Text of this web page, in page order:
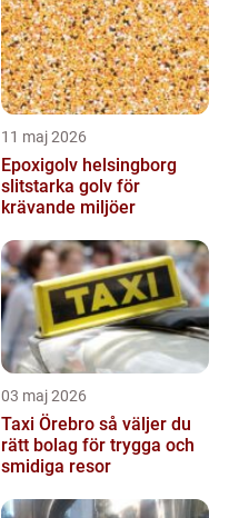
11 maj 2026
Epoxigolv helsingborg
slitstarka golv för
krävande miljöer
03 maj 2026
Taxi Örebro så väljer du
rätt bolag för trygga och
smidiga resor